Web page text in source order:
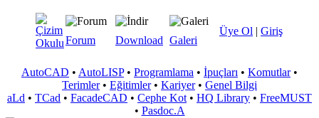
Üye Ol | Giriş
Forum Download Galeri
AutoCAD • AutoLISP• Programlama • İpuçları • Komutlar•
Terimler• Eğitimler• Kariyer• Genel Bilgi
aLd • TCad • FacadeCAD • Cephe Kot • HQ Library • FreeMUST
• Pasdoc.A